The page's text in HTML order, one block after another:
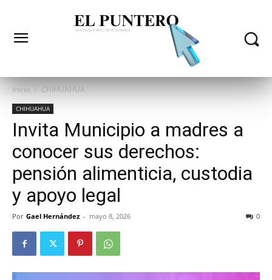
Inicio CHIHUAHUA
CHIHUAHUA
Invita Municipio a madres a
conocer sus derechos:
pensión alimenticia, custodia
y apoyo legal
Por Gael Hernández - mayo 8, 2026 0